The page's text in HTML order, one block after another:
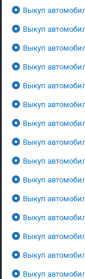
Выкуп
Выкуп
Выкуп
Выкуп
Выкуп
Выкуп
Выкуп
Выкуп
Выкуп
Выкуп
Выкуп
Выкуп
Выкуп
Выкуп
Выкуп